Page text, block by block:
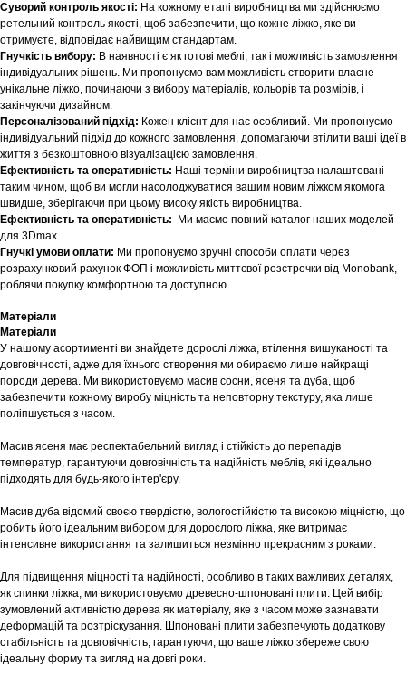
Суворий контроль якості: На кожному етапі виробництва ми здійснюємо
ретельний контроль якості, щоб забезпечити, що кожне ліжко, яке ви
отримуєте, відповідає найвищим стандартам.
Гнучкість вибору: В наявності є як готові меблі, так і можливість замовлення
індивідуальних рішень. Ми пропонуємо вам можливість створити власне
унікальне ліжко, починаючи з вибору матеріалів, кольорів та розмірів, і
закінчуючи дизайном.
Персоналізований підхід: Кожен клієнт для нас особливий. Ми пропонуємо
індивідуальний підхід до кожного замовлення, допомагаючи втілити ваші ідеї в
життя з безкоштовною візуалізацією замовлення.
Ефективність та оперативність: Наші терміни виробництва налаштовані
таким чином, щоб ви могли насолоджуватися вашим новим ліжком якомога
швидше, зберігаючи при цьому високу якість виробництва.
Ефективність та оперативність:
Ми маємо повний каталог наших моделей
для 3Dmax.
Гнучкі умови оплати: Ми пропонуємо зручні способи оплати через
розрахунковий рахунок ФОП і можливість миттєвої розстрочки від Monobank,
роблячи покупку комфортною та доступною.
Матеріали
Матеріали
У нашому асортименті ви знайдете дорослі ліжка, втілення вишуканості та
довговічності, адже для їхнього створення ми обираємо лише найкращі
породи дерева. Ми використовуємо масив сосни, ясеня та дуба, щоб
забезпечити кожному виробу міцність та неповторну текстуру, яка лише
поліпшується з часом.
Масив ясеня має респектабельний вигляд і стійкість до перепадів
температур, гарантуючи довговічність та надійність меблів, які ідеально
підходять для будь-якого інтер'єру.
Масив дуба відомий своєю твердістю, вологостійкістю та високою міцністю, що
робить його ідеальним вибором для дорослого ліжка, яке витримає
інтенсивне використання та залишиться незмінно прекрасним з роками.
Для підвищення міцності та надійності, особливо в таких важливих деталях,
як спинки ліжка, ми використовуємо древесно-шпоновані плити. Цей вибір
зумовлений активністю дерева як матеріалу, яке з часом може зазнавати
деформацій та розтріскування. Шпоновані плити забезпечують додаткову
стабільність та довговічність, гарантуючи, що ваше ліжко збереже свою
ідеальну форму та вигляд на довгі роки.
Шоурум
Tekstura
Заплануйте візит у простір створений
для вас